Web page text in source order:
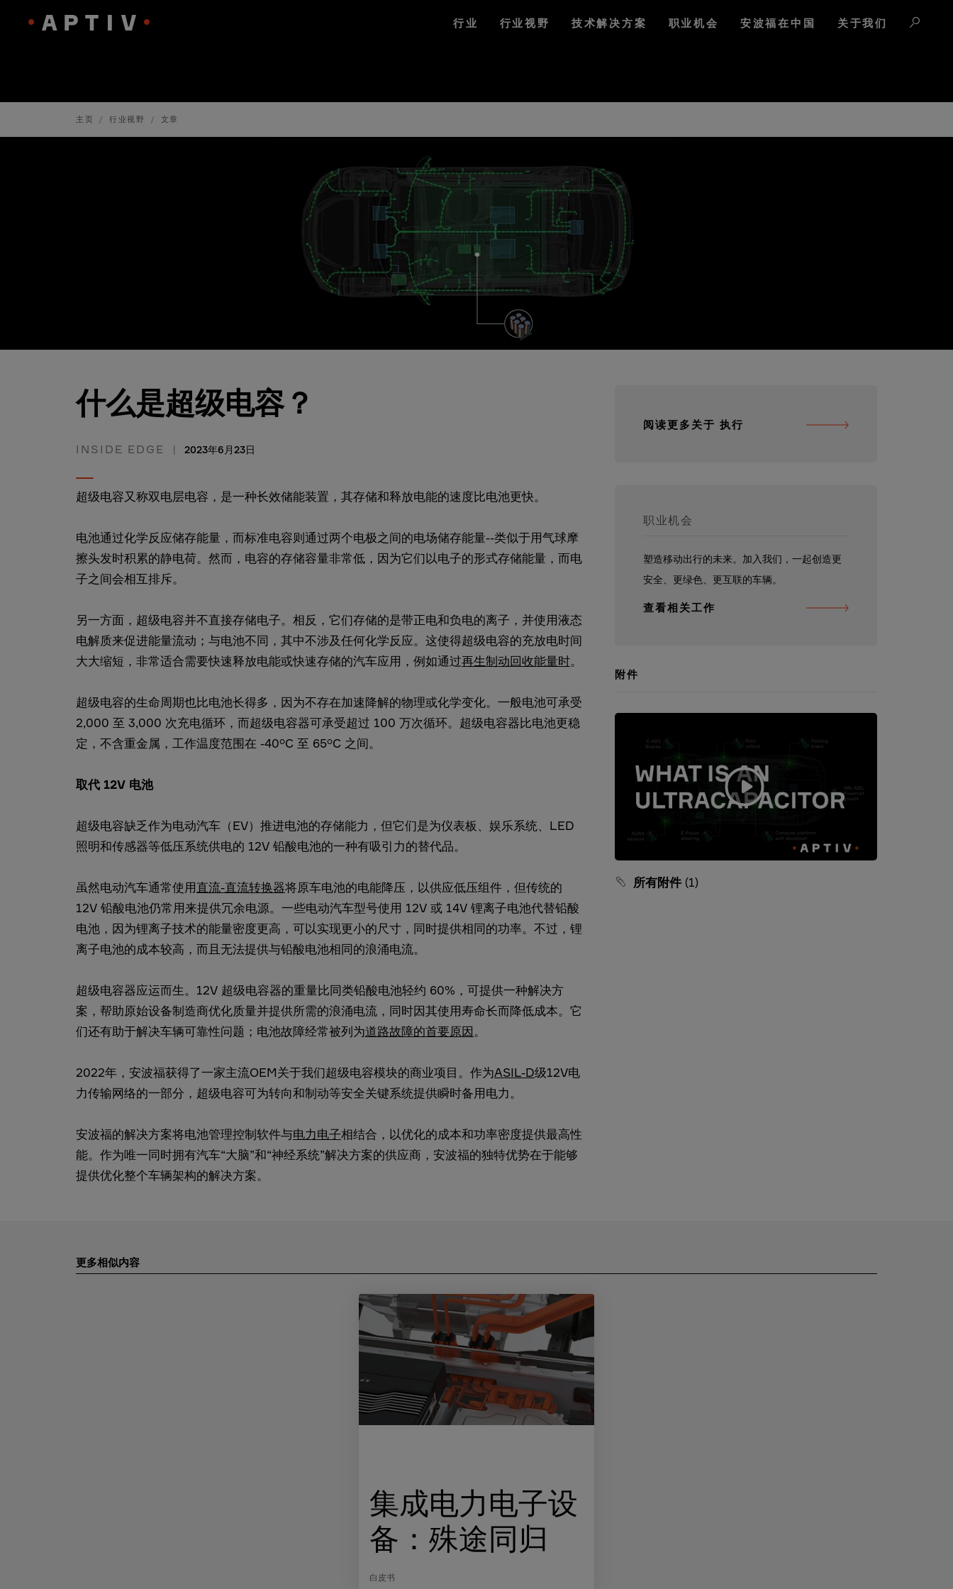
行业 行业视野 技术解决方案 职业机会 安波福在中国 关于我们
主页 行业视野 文章
什么是超级电容？
INSIDE EDGE 2023年6月23日
超级电容又称双电层电容，是一种长效储能装置，其存储和释放电能的速度比电池更快。
电池通过化学反应储存能量，而标准电容则通过两个电极之间的电场储存能量--类似于用气球摩
擦头发时积累的静电荷。然而，电容的存储容量非常低，因为它们以电子的形式存储能量，而电
子之间会相互排斥。
另一方面，超级电容并不直接存储电子。相反，它们存储的是带正电和负电的离子，并使用液态
电解质来促进能量流动；与电池不同，其中不涉及任何化学反应。这使得超级电容的充放电时间
大大缩短，非常适合需要快速释放电能或快速存储的汽车应用，例如通过再生制动回收能量时。
超级电容的生命周期也比电池长得多，因为不存在加速降解的物理或化学变化。一般电池可承受
2,000 至 3,000 次充电循环，而超级电容器可承受超过 100 万次循环。超级电容器比电池更稳
定，不含重金属，工作温度范围在 -40°C 至 65°C 之间。
取代 12V 电池
超级电容缺乏作为电动汽车（EV）推进电池的存储能力，但它们是为仪表板、娱乐系统、LED
照明和传感器等低压系统供电的 12V 铅酸电池的一种有吸引力的替代品。
虽然电动汽车通常使用直流-直流转换器将原车电池的电能降压，以供应低压组件，但传统的
12V 铅酸电池仍常用来提供冗余电源。一些电动汽车型号使用 12V 或 14V 锂离子电池代替铅酸
电池，因为锂离子技术的能量密度更高，可以实现更小的尺寸，同时提供相同的功率。不过，锂
离子电池的成本较高，而且无法提供与铅酸电池相同的浪涌电流。
超级电容器应运而生。12V 超级电容器的重量比同类铅酸电池轻约 60%，可提供一种解决方
案，帮助原始设备制造商优化质量并提供所需的浪涌电流，同时因其使用寿命长而降低成本。它
们还有助于解决车辆可靠性问题；电池故障经常被列为道路故障的首要原因。
2022年，安波福获得了一家主流OEM关于我们超级电容模块的商业项目。作为ASIL-D级12V电
力传输网络的一部分，超级电容可为转向和制动等安全关键系统提供瞬时备用电力。
安波福的解决方案将电池管理控制软件与电力电子相结合，以优化的成本和功率密度提供最高性
能。作为唯一同时拥有汽车“大脑”和“神经系统”解决方案的供应商，安波福的独特优势在于能够
提供优化整个车辆架构的解决方案。
阅读更多关于 执行
职业机会
塑造移动出行的未来。加入我们，一起创造更
安全、更绿色、更互联的车辆。
查看相关工作
附件
所有附件 (1)
更多相似内容
集成电力电子设
备：殊途同归
白皮书